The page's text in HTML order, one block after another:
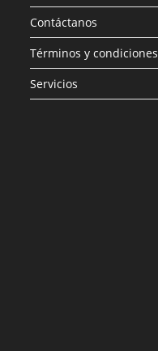
Contáctanos
Términos y condiciones
Servicios